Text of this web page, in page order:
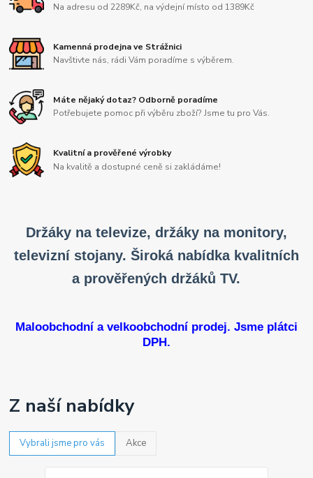
Na adresu od 2289Kč, na výdejní místo od 1389Kč
Kamenná prodejna ve Strážnici
Navštivte nás, rádi Vám poradíme s výběrem.
Máte nějaký dotaz? Odborně poradíme
Potřebujete pomoc při výběru zboží? Jsme tu pro Vás.
Kvalitní a prověřené výrobky
Na kvalitě a dostupné ceně si zakládáme!
Držáky na televize, držáky na monitory,
televizní stojany. Široká nabídka kvalitních
a prověřených držáků TV.
Maloobchodní a velkoobchodní prodej. Jsme plátci
DPH.
Z naší nabídky
Vybrali jsme pro vás Akce